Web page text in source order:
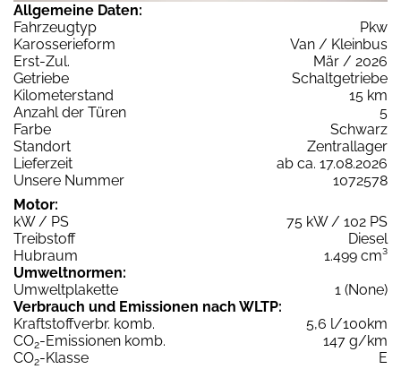
Allgemeine Daten:
Fahrzeugtyp
Pkw
Karosserieform
Van / Kleinbus
Erst-Zul.
Mär / 2026
Getriebe
Schaltgetriebe
Kilometerstand
15 km
Anzahl der Türen
5
Farbe
Schwarz
Standort
Zentrallager
Lieferzeit
ab ca. 17.08.2026
Unsere Nummer
1072578
Motor:
kW / PS
75 kW / 102 PS
Treibstoff
Diesel
Hubraum
1.499 cm³
Umweltnormen:
Umweltplakette
1 (None)
Verbrauch und Emissionen nach WLTP:
Kraftstoffverbr. komb.
5,6 l/100km
CO2-Emissionen komb.
147 g/km
CO2-Klasse
E